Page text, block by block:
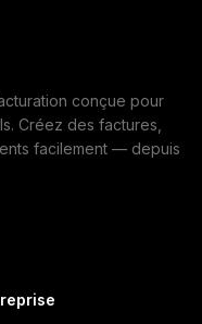
conçue pour
Créez des factures,
facilement — depuis